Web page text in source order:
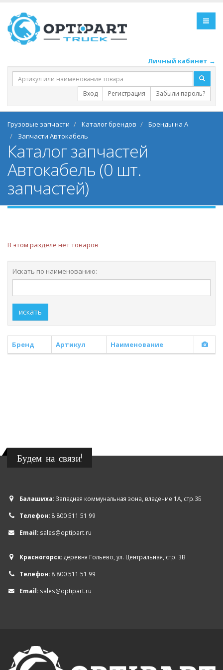
Личный кабинет →
Вход Регистрация Забыли пароль?
Грузовые запчасти Каталог брендов
Бренды на А
Запчасти Автокабель
Каталог запчастей
Автокабель (0 шт.
запчастей)
В этом разделе нет товаров
Искать по наименованию:
искать
Бренд Артикул Наименование
Будем на связи!
Балашиха:Западная коммунальная зона, владение 1А, стр.3Б
Телефон: 8 800 511 51 99
Email: sales@optipart.ru
Красногорск:деревня Гольево, ул. Центральная, стр. 3В
Телефон: 8 800 511 51 99
Email: sales@optipart.ru